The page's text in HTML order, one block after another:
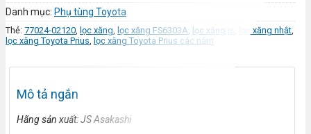
Danh mục: Phụ tùng Toyota
Thẻ: 77024-02120, lọc xăng, lọc xăng FS6303A, lọc xăng js lọc xăng nhật,
lọc xăng Toyota Prius, lọc xăng Toyota Prius các năm
Mô tả ngắn
Hãng sản xuất: JS Asakashi